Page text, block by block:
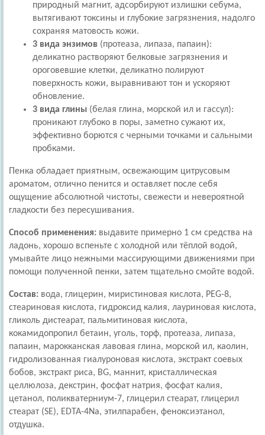
природный магнит, адсорбируют излишки себума,
вытягивают токсины и глубокие загрязнения, надолго
сохраняя матовость кожи.
3 вида энзимов (протеаза, липаза, папаин):
деликатно растворяют белковые загрязнения и
ороговевшие клетки, деликатно полируют
поверхность кожи, выравнивают тон и ускоряют
обновление.
3 вида глины (белая глина, морской ил и гассул):
проникают глубоко в поры, заметно сужают их,
эффективно борются с черными точками и сальными
пробками.
Пенка обладает приятным, освежающим цитрусовым
ароматом, отлично пенится и оставляет после себя
ощущение абсолютной чистоты, свежести и невероятной
гладкости без пересушивания.
Способ применения: выдавите примерно 1 см средства на
ладонь, хорошо вспеньте с холодной или тёплой водой,
умывайте лицо нежными массирующими движениями при
помощи полученной пенки, затем тщательно смойте водой.
Состав: вода, глицерин, миристиновая кислота, PEG-8,
стеариновая кислота, гидроксид калия, лауриновая кислота,
гликоль дистеарат, пальмитиновая кислота,
кокамидопропил бетаин, уголь, торф, протеаза, липаза,
папаин, марокканская лавовая глина, морской ил, каолин,
гидролизованная гиалуроновая кислота, экстракт соевых
бобов, экстракт риса, BG, маннит, кристаллическая
целлюлоза, декстрин, фосфат натрия, фосфат калия,
цетанол, поликватерниум-7, глицерил стеарат, глицерил
стеарат (SE), EDTA-4Na, этилпарабен, феноксиэтанол,
отдушка.